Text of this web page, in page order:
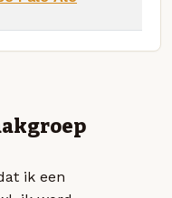
ik een